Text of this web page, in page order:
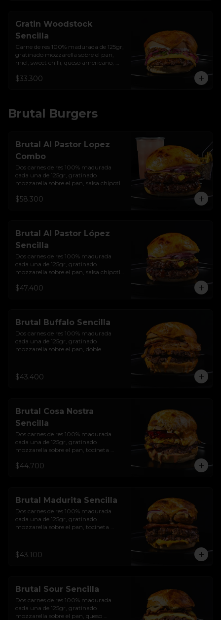
Gratin Woodstock
Sencilla
Carne de res 100% madurada de 125gr,
gratinado mozzarella sobre el pan,
miel, sweet chilli, queso americano,
encurtido de cebolla, salsa de ajo y pan
$33.300
Brutal Burgers
Brutal Al Pastor Lopez
Combo
Dos carnes de res 100% madurada
cada una de 125gr, gratinado
mozzarella sobre el pan, salsa chipotle
tostada de maíz crujiente, cilantro,
$58.300
Brutal Al Pastor López
Sencilla
Dos carnes de res 100% madurada
cada una de 125gr, gratinado
mozzarella sobre el pan, salsa chipotle
tostada de maíz crujiente, cilantro,
$47.400
Brutal Buffalo Sencilla
Dos carnes de res 100% madurada
cada una de 125gr, gratinado
mozzarella sobre el pan, doble
caramelizada, Salsa Buffalo levemente
picante y pan brioche sellado.
$43.400
Brutal Cosa Nostra
Sencilla
Dos carnes de res 100% madurada
cada una de 125gr, gratinado
mozzarella sobre el pan, tocineta
queso cheddar, cebolla crocante,
$44.700
Brutal Madurita Sencilla
Dos carnes de res 100% madurada
cada una de 125gr, gratinado
mozzarella sobre el pan, tocineta
panko, encurtido de cebolla morada,
sour cream de sriracha levemente
$43.100
Brutal Sour Sencilla
Dos carnes de res 100% madurada
cada una de 125gr, gratinado
mozzarella sobre el pan, queso